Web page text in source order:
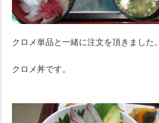
クロメ単品と一緒に注文を頂きました。
クロメ丼です。